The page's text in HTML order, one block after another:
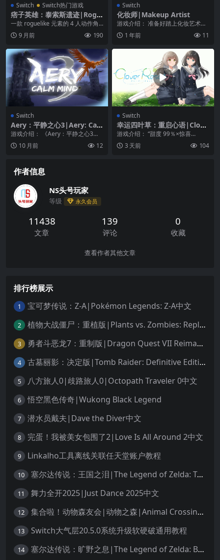
Switch Switch热门游戏
痞子英雄：泰索斯遗迹|Rogu
e Heroes: Ruins of Tasos中
文
一款 roguelike 元素的 4 人动作角
色扮演游戏，将程序生成的地下城
与充...9 月前 190
Switch
化妆师|Makeup Artist
游戏介绍： 准备好踏上化妆艺术的
奇妙之旅吧！《化妆师》将带你进
入一个虚拟世界，在...
1 年前 11
Switch
Aery：平静之心3|Aery: Cal
m Mind 3
游戏介绍： 《Aery：平静之心3》
是一种互动游戏体验，旨在放松你
的思想和灵魂。...
10 月前 12
Switch
幸运四叶草：重启心语|Clove
r Reset中文
游戏介绍： “甜度 99％×惊喜
1％”！？ 遇见的瞬间已然喜欢的青
春百合文字游...
3 天前 104
作者信息
NS头号玩家
等级 永久会员
11438
文章
139
评论
0
收藏
查看作者其他文章
排行榜展示
1 宝可梦传说：Z-A|Pokémon Legends: Z-A中文
2 植物大战僵尸：重植版|Plants vs. Zombies: Replanted中文
3 勇者斗恶龙7：重制版|Dragon Quest VII Reimagined中文
4 古墓丽影：决定版|Tomb Raider: Definitive Edition中文
5 八方旅人0|歧路旅人0|Octopath Traveler 0中文
6 悟空黑色传奇|Wukong Black Legend
7 潜水员戴夫|Dave the Diver中文
8 完蛋！我被美女包围了2|Love Is All Around 2中文
9 Linkalho工具离线关联任天堂账户教程
10 塞尔达传说：王国之泪|The Legend of Zelda: Tears of the Kingdom中文
11 舞力全开2025|Just Dance 2025中文
12 集合啦！动物森友会|动物之森|Animal Crossing: New Horizons中文
13 Switch大气层20.5.0系统升级软硬破通用教程
14 塞尔达传说：旷野之息|The Legend of Zelda: Breath of the Wild中文